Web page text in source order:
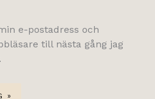
e-postadress och
till nästa gång jag